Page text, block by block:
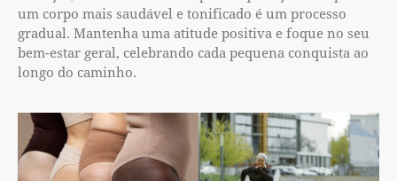
um corpo mais saudável e tonificado é um processo
gradual. Mantenha uma atitude positiva e foque no seu
bem-estar geral, celebrando cada pequena conquista ao
longo do caminho.